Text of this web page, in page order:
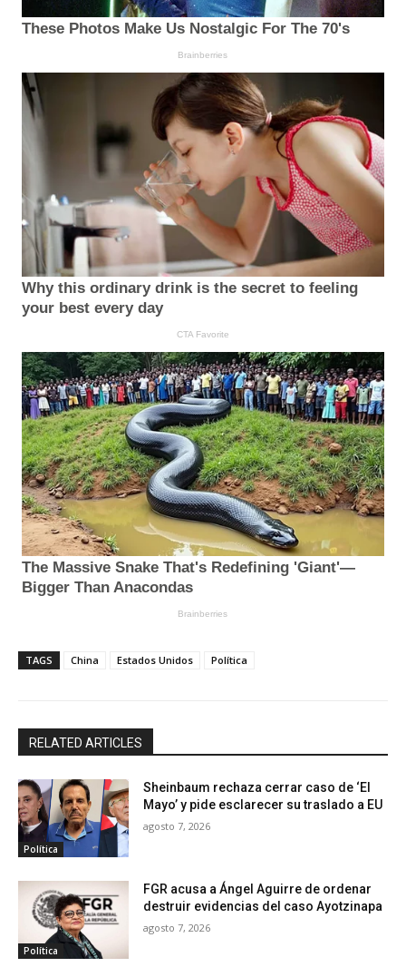
TAGS China Estados Unidos Política
RELATED ARTICLES
Política
Sheinbaum rechaza cerrar caso de ‘El
Mayo’ y pide esclarecer su traslado a EU
agosto 7, 2026
Política
FGR acusa a Ángel Aguirre de ordenar
destruir evidencias del caso Ayotzinapa
agosto 7, 2026